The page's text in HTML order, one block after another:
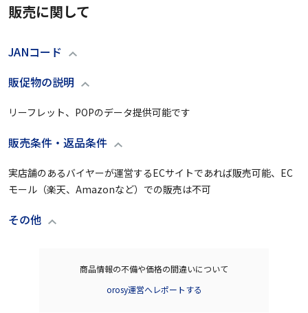
販売に関して
JANコード
販促物の説明
リーフレット、POPのデータ提供可能です
販売条件・返品条件
実店舗のあるバイヤーが運営するECサイトであれば販売可能、EC
モール（楽天、Amazonなど）での販売は不可
その他
商品情報の不備や価格の間違いについて
orosy運営へレポートする